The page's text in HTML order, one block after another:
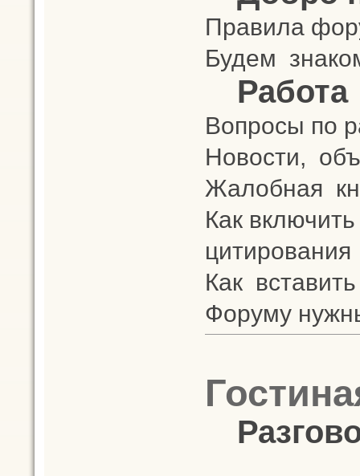
Правила
Будем
Вопросы по
Новости,
Жалобная
Как
цитирования
Как
Форуму